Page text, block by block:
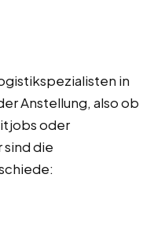
in
Anstellung, also ob
oder
sind die